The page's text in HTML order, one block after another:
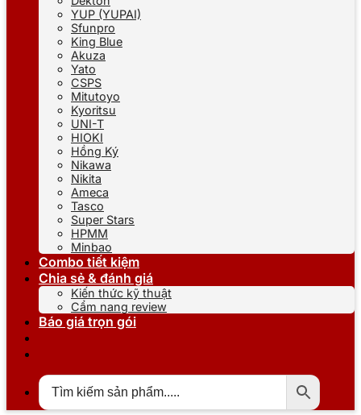
YUP (YUPAI)
Sfunpro
King Blue
Akuza
Yato
CSPS
Mitutoyo
Kyoritsu
UNI-T
HIOKI
Hồng Ký
Nikawa
Nikita
Ameca
Tasco
Super Stars
HPMM
Minbao
Combo tiết kiệm
Chia sẻ & đánh giá
Kiến thức kỹ thuật
Cẩm nang review
Báo giá trọn gói